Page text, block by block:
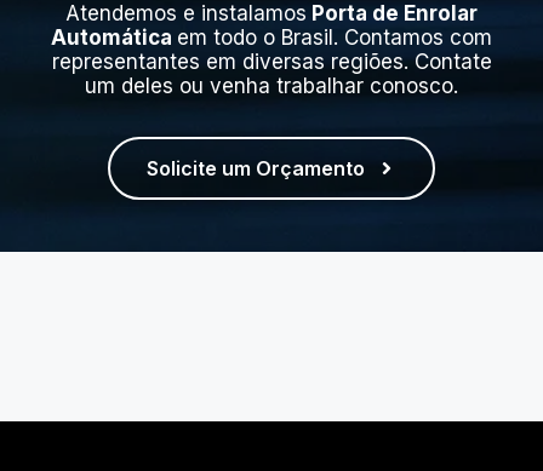
Atendemos e instalamos Porta de Enrolar
Automática em todo o Brasil. Contamos com
representantes em diversas regiões. Contate
um deles ou venha trabalhar conosco.
Solicite um Orçamento